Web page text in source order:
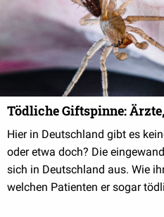
Tödliche Giftspinne:
Hier in Deutschland gibt es
oder etwa doch? Die
sich in Deutschland aus. Wie
welchen Patienten er sogar